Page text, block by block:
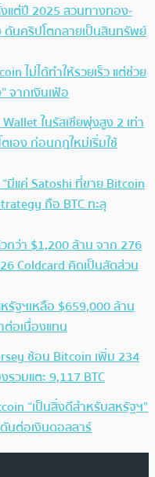
แต่ปี 2025 สวนทางทอง-
ดันคริปโตกลายเป็นสินทรัพย์
ไม่ได้ทำให้รวยเร็ว แต่ช่วย
จากเงินเฟ้อ
ในรัสเซียพุ่งสูง 2 เท่า
อง ก่อนกฎใหม่เริ่มใช้
มีแค่ Satoshi ที่ขาย Bitcoin
ถือ BTC ทะลุ
กว่า $1,200 ล้าน จาก 276
Coldcard คิดเป็นสัดส่วน
ฐฯเหลือ $659,000 ล้าน
ต่อเนื่องแทน
ช้อน Bitcoin เพิ่ม 234
วมแตะ 9,117 BTC
“เป็นสิ่งดีสำหรับสหรัฐฯ”
นต่อเงินดอลลาร์